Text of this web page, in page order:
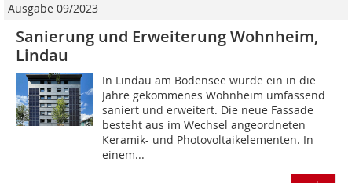
Ausgabe 09/2023
Sanierung und Erweiterung Wohnheim,
Lindau
In Lindau am Bodensee wurde ein in die
Jahre gekommenes Wohnheim umfassend
saniert und erweitert. Die neue Fassade
besteht aus im Wechsel angeordneten
Keramik- und Photovoltaikelementen. In
einem...